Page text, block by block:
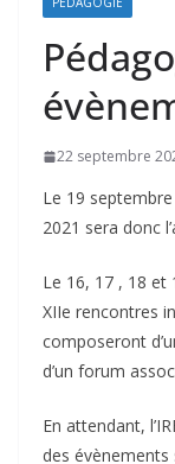
22 septembre
Le 19
2021 sera donc
Le 16, 17 , 18 et
XIIe rencontres
composeront
d’un forum
En attendant,
des évènements